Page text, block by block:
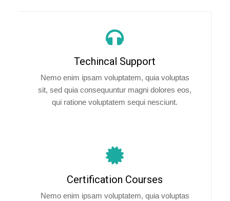
Techincal Support
Nemo enim ipsam voluptatem, quia voluptas
sit, sed quia consequuntur magni dolores eos,
qui ratione voluptatem sequi nesciunt.
Certification Courses
Nemo enim ipsam voluptatem, quia voluptas